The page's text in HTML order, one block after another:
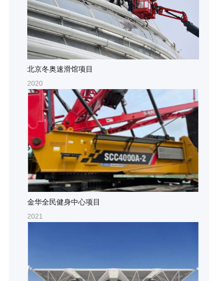
北京冬奥速滑馆项目
2020
金华全民健身中心项目
2021